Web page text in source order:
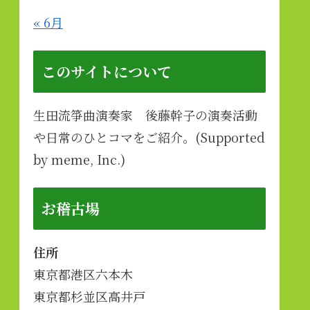
« 6月
このサイトについて
生田流箏曲演奏家 後藤幹子の演奏活動
や日常のひとコマをご紹介。(Supported
by meme, Inc.)
お稽古場
住所
東京都港区六本木
東京都杉並区高井戸